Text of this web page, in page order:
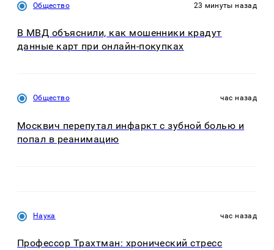
Общество 23 минуты назад
В МВД объяснили, как мошенники крадут
данные карт при онлайн-покупках
Общество час назад
Москвич перепутал инфаркт с зубной болью и
попал в реанимацию
Наука час назад
Профессор Трахтман: хронический стресс